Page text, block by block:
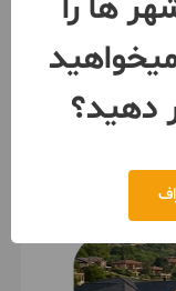
093796***66
ها را
دهید؟